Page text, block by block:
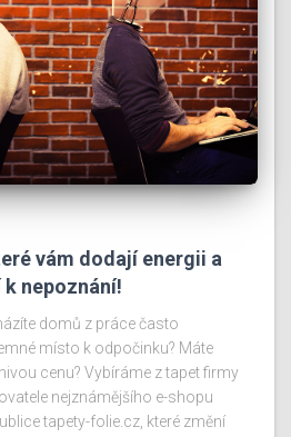
vám dodají energii a
nepoznání!
domů z práce často
místo k odpočinku? Máte
cenu? Vybíráme z tapet firmy
nejznámějšího e-shopu
tapety-folie.cz, které změní